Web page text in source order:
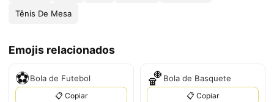
Tênis De Mesa
Emojis relacionados
⚽Bola de Futebol
📋 Copiar
🏀 Bola de Basquete
📋 Copiar